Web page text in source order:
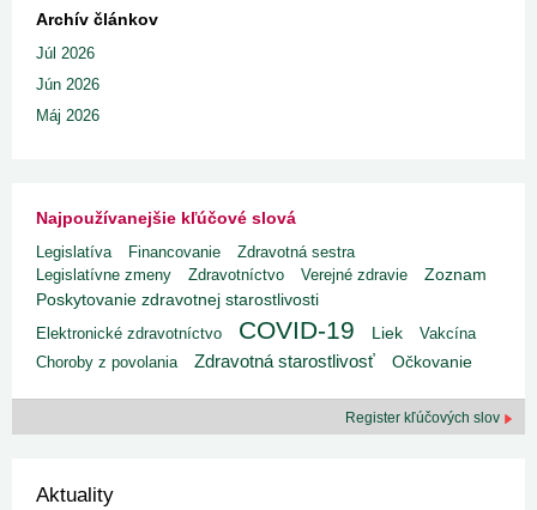
Archív článkov
Júl 2026
Jún 2026
Máj 2026
Najpoužívanejšie kľúčové slová
Legislatíva Financovanie
Zdravotná sestra
Legislatívne zmeny
Zdravotníctvo Verejné zdravie Zoznam
Poskytovanie zdravotnej starostlivosti
Elektronické zdravotníctvo COVID-19 Liek
Vakcína
Choroby z povolania
Zdravotná starostlivosť Očkovanie
Register kľúčových slov
Aktuality